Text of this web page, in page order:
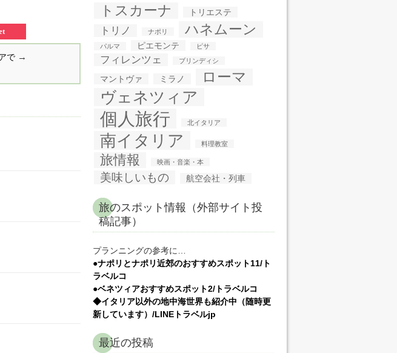
で→
トスカーナ トリエステ
トリノ ナポリ ハネムーン
パルマ ピエモンテ ピサ
フィレンツェ ブリンディシ
マントヴァ ミラノ ローマ
ヴェネツィア
個人旅行 北イタリア
南イタリア 料理教室
旅情報 映画・音楽・本
美味しいもの 航空会社・列車
旅のスポット情報（外部サイト投
稿記事）
プランニングの参考に…
●ナポリとナポリ近郊のおすすめスポット11/ト
ラベルコ
●ベネツィアおすすめスポット2/トラベルコ
◆イタリア以外の地中海世界も紹介中（随時更
新しています）/LINEトラベルjp
最近の投稿